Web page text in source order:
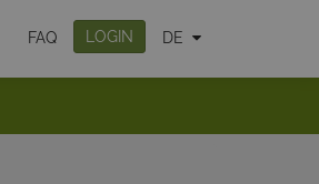
FAQ LOGIN DE